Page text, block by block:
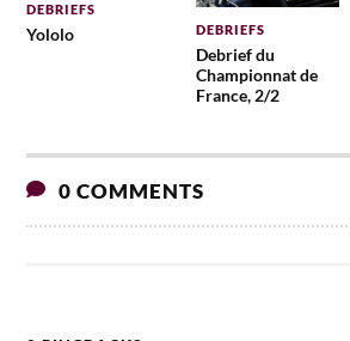
DEBRIEFS
Yololo DEBRIEFS
Debrief du
Championnat de
France, 2/2
0 COMMENTS